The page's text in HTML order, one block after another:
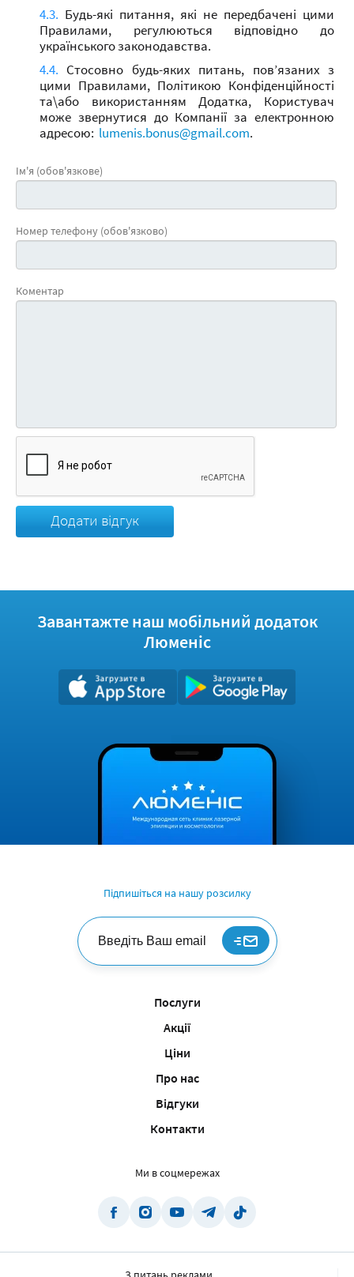
Будь-які питання, які не передбачені цими
Правилами, регулюються відповідно до
українського законодавства.
Стосовно будь-яких питань, пов’язаних з
цими Правилами, Політикою Конфіденційності
та\або використанням Додатка, Користувач
може звернутися до Компанії за електронною
адресою: lumenis.bonus@gmail.com.
Ім'я (обов'язкове)
Номер телефону (обов'язково)
Коментар
Додати відгук
Завантажте наш мобільний додаток
Люменіс
Підпишіться на нашу розсилку
Послуги
Акції
Ціни
Про нас
Відгуки
Контакти
Ми в соцмережах